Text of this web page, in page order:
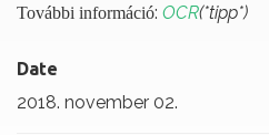
További információ: OCR(*tipp*)
Date
2018. november 02.